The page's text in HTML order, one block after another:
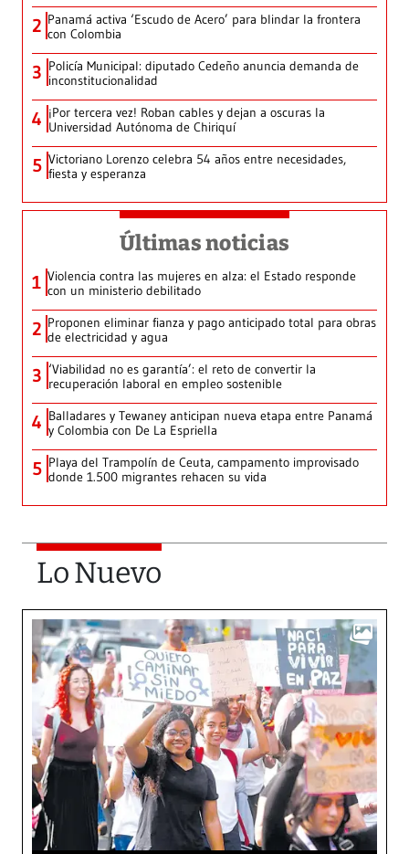
2 Panamá activa ‘Escudo de Acero’ para blindar la frontera
con Colombia
3 Policía Municipal: diputado Cedeño anuncia demanda de
inconstitucionalidad
4 ¡Por tercera vez! Roban cables y dejan a oscuras la
Universidad Autónoma de Chiriquí
5 Victoriano Lorenzo celebra 54 años entre necesidades,
fiesta y esperanza
Últimas noticias
1 Violencia contra las mujeres en alza: el Estado responde
con un ministerio debilitado
2 Proponen eliminar fianza y pago anticipado total para obras
de electricidad y agua
3 ‘Viabilidad no es garantía’: el reto de convertir la
recuperación laboral en empleo sostenible
4 Balladares y Tewaney anticipan nueva etapa entre Panamá
y Colombia con De La Espriella
5 Playa del Trampolín de Ceuta, campamento improvisado
donde 1.500 migrantes rehacen su vida
Lo Nuevo